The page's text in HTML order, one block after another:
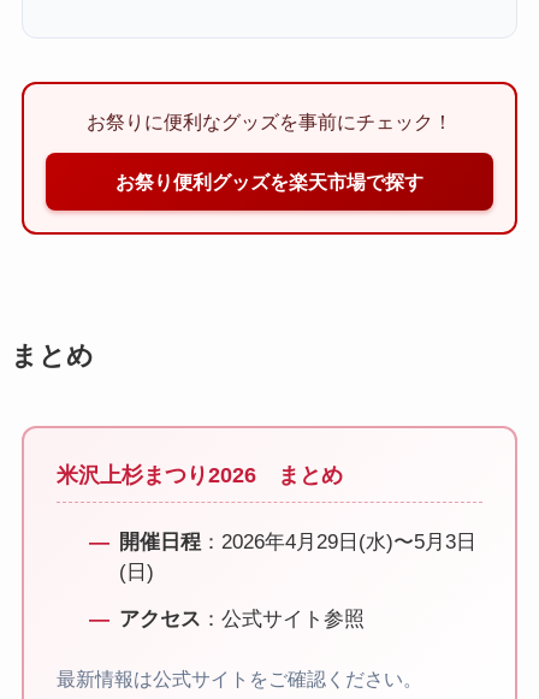
お祭りに便利なグッズを事前にチェック！
お祭り便利グッズを楽天市場で探す
まとめ
米沢上杉まつり2026 まとめ
開催日程：2026年4月29日(水)〜5月3日
(日)
アクセス ：公式サイト参照
最新情報は公式サイトをご確認ください。